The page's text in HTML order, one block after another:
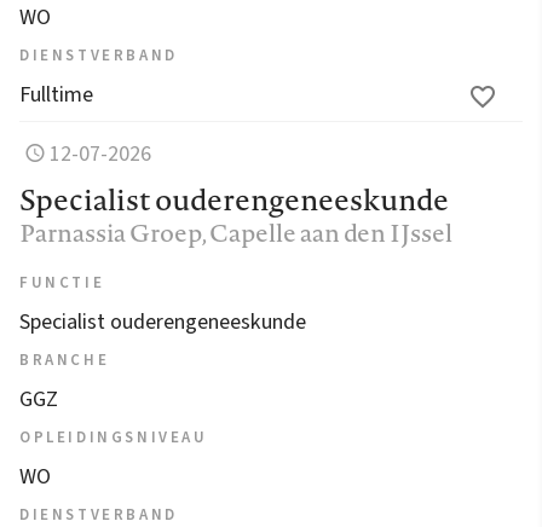
WO
DIENSTVERBAND
Fulltime
12-07-2026
Specialist ouderengeneeskunde
Parnassia Groep, Capelle aan den IJssel
FUNCTIE
Specialist ouderengeneeskunde
BRANCHE
GGZ
OPLEIDINGSNIVEAU
WO
DIENSTVERBAND